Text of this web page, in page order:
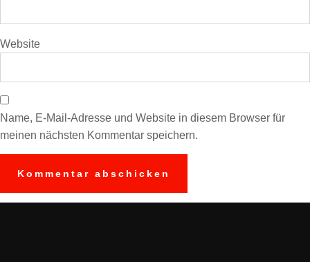
Website
Name, E-Mail-Adresse und Website in diesem Browser für
meinen nächsten Kommentar speichern.